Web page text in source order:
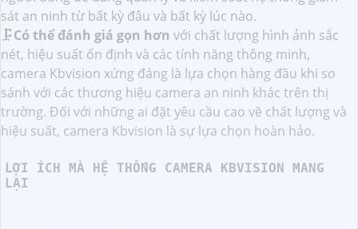
sát an ninh từ bất kỳ đâu và bất kỳ lúc nào.
🗜️Có thể đánh giá gọn hơn với chất lượng hình ảnh sắc
nét, hiệu suất ổn định và các tính năng thông minh,
camera Kbvision xứng đáng là lựa chọn hàng đầu khi so
sánh với các thương hiệu camera an ninh khác trên thị
trường. Đối với những ai đặt yêu cầu cao về chất lượng và
hiệu suất, camera Kbvision là sự lựa chọn hoàn hảo.
LỢI ÍCH MÀ HỆ THỐNG CAMERA KBVISION MANG
LẠI